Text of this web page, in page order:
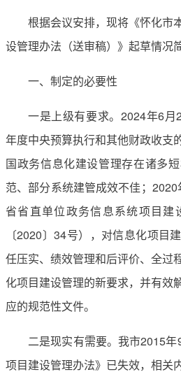
根据会议安排，现将《怀化市
设管理办法（送审稿）》起草情况
一、制定的必要性
一是上级有要求。2024年6
年度中央预算执行和其他财政收支
国政务信息化建设管理存在诸多
范、部分系统建管成效不佳；
省省直单位政务信息系统项目建
〔2020〕34号），对信息化项目
任压实、绩效管理和后评价、全过
化项目建设管理的新要求，并有效
应的规范性文件。
二是现实有需要。我市2015
项目建设管理办法》已失效，相关